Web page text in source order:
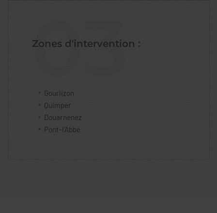
03
Zones d'intervention :
Gourlizon
Quimper
Douarnenez
Pont-l’Abbé